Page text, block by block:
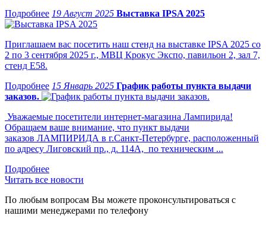
19 Август 2025 Выставка IPSA 2025
Приглашаем вас посетить наш стенд на выставке IPSA 2025 со
2 по 3 сентября 2025 г., МВЦ Крокус Экспо, павильон 2, зал 7,
стенд Е58.
15 Январь 2025 График работы пункта выдачи
заказов.
Уважаемые посетители интернет-магазина Лампирида!
Обращаем ваше внимание, что пункт выдачи
заказов ЛАМПИРИДА в г.Санкт-Петербурге, расположенный
по адресу Лиговский пр., д. 114А, по техническим ...
Читать все новости
По любым вопросам Вы можете проконсультироваться с
нашими менеджерами по телефону